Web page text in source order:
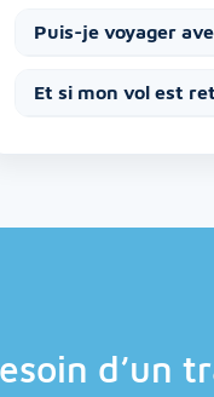
Puis-je voyager
Et si mon vol est
d’un